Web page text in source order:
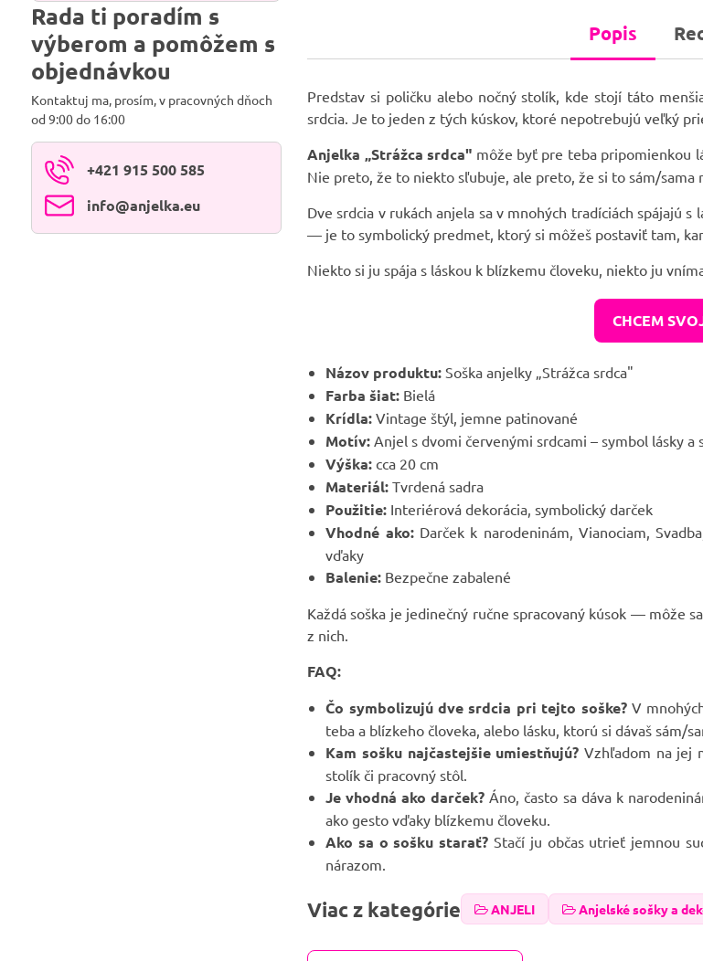
Popis
Predstav si poličku alebo nočný stolík, kde stojí táto
srdcia. Je to jeden z tých kúskov, ktoré nepotrebujú veľký
Anjelka „Strážca srdca" môže byť pre teba pripomienkou
Nie preto, že to niekto sľubuje, ale preto, že si to sám/sama
Dve srdcia v rukách anjela sa v mnohých tradíciách spájajú
— je to symbolický predmet, ktorý si môžeš postaviť tam,
Niekto si ju spája s láskou k blízkemu človeku, niekto ju
CHCEM
Názov produktu: Soška anjelky „Strážca srdca"
Farba šiat: Bielá
Krídla: Vintage štýl, jemne patinované
Motív: Anjel s dvomi červenými srdcami – symbol lásky a
Výška: cca 20 cm
Materiál: Tvrdená sadra
Použitie: Interiérová dekorácia, symbolický darček
Vhodné ako:Darček k narodeninám, Vianociam,
vďaky
Balenie: Bezpečne zabalené
Každá soška je jedinečný ručne spracovaný kúsok — môže
z nich.
FAQ:
Čo symbolizujú dve srdcia pri tejto soške?V
teba a blízkeho človeka, alebo lásku, ktorú si dávaš sám/
Kam sošku najčastejšie umiestňujú? Vzhľadom na jej
stolík či pracovný stôl.
Je vhodná ako darček?Áno, často sa dáva k
ako gesto vďaky blízkemu človeku.
Ako sa o sošku starať? Stačí ju občas utrieť jemnou
nárazom.
Viac z kategórie ANJELI Anjelské sošky a
Rada ti poradím s
výberom a pomôžem s
objednávkou
Kontaktuj ma, prosím, v pracovných dňoch
od 9:00 do 16:00
+421 915 500 585
info​@anjelka​.eu